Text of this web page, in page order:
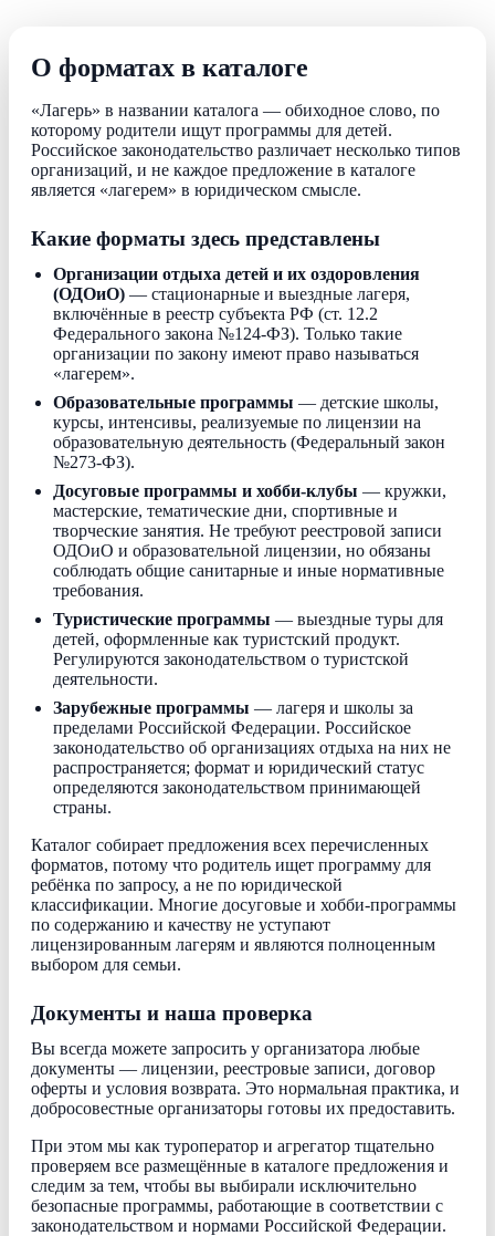
О форматах в каталоге
«Лагерь» в названии каталога — обиходное слово, по
которому родители ищут программы для детей.
Российское законодательство различает несколько типов
организаций, и не каждое предложение в каталоге
является «лагерем» в юридическом смысле.
Какие форматы здесь представлены
Организации отдыха детей и их оздоровления
(ОДОиО) — стационарные и выездные лагеря,
включённые в реестр субъекта РФ (ст. 12.2
Федерального закона №124-ФЗ). Только такие
организации по закону имеют право называться
«лагерем».
Образовательные программы — детские школы,
курсы, интенсивы, реализуемые по лицензии на
образовательную деятельность (Федеральный закон
№273-ФЗ).
Досуговые программы и хобби-клубы — кружки,
мастерские, тематические дни, спортивные и
творческие занятия. Не требуют реестровой записи
ОДОиО и образовательной лицензии, но обязаны
соблюдать общие санитарные и иные нормативные
требования.
Туристические программы — выездные туры для
детей, оформленные как туристский продукт.
Регулируются законодательством о туристской
деятельности.
Зарубежные программы — лагеря и школы за
пределами Российской Федерации. Российское
законодательство об организациях отдыха на них не
распространяется; формат и юридический статус
определяются законодательством принимающей
страны.
Каталог собирает предложения всех перечисленных
форматов, потому что родитель ищет программу для
ребёнка по запросу, а не по юридической
классификации. Многие досуговые и хобби-программы
по содержанию и качеству не уступают
лицензированным лагерям и являются полноценным
выбором для семьи.
Документы и наша проверка
Вы всегда можете запросить у организатора любые
документы — лицензии, реестровые записи, договор
оферты и условия возврата. Это нормальная практика, и
добросовестные организаторы готовы их предоставить.
При этом мы как туроператор и агрегатор тщательно
проверяем все размещённые в каталоге предложения и
следим за тем, чтобы вы выбирали исключительно
безопасные программы, работающие в соответствии с
законодательством и нормами Российской Федерации.